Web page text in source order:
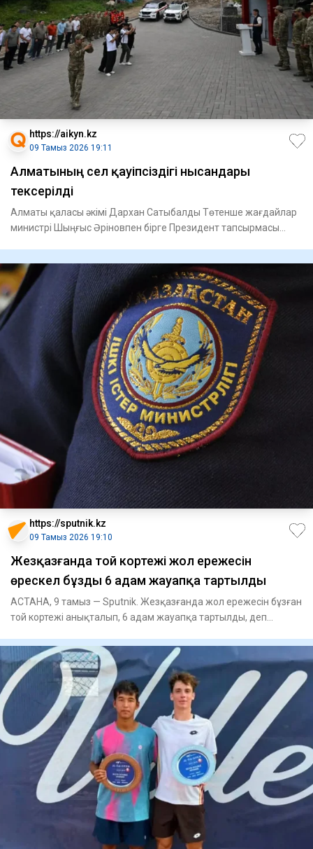
https://aikyn.kz
09 Тамыз 2026 19:11
Алматының сел қауіпсіздігі нысандары
тексерілді
Алматы қаласы әкімі Дархан Сатыбалды Төтенше жағдайлар
министрі Шыңғыс Әріновпен бірге Президент тапсырмасы
https://sputnik.kz
09 Тамыз 2026 19:10
Жезқазғанда той кортежі жол ережесін
өрескел бұзды 6 адам жауапқа тартылды
АСТАНА, 9 тамыз — Sputnik. Жезқазғанда жол ережесін бұзған
той кортежі анықталып, 6 адам жауапқа тартылды, деп